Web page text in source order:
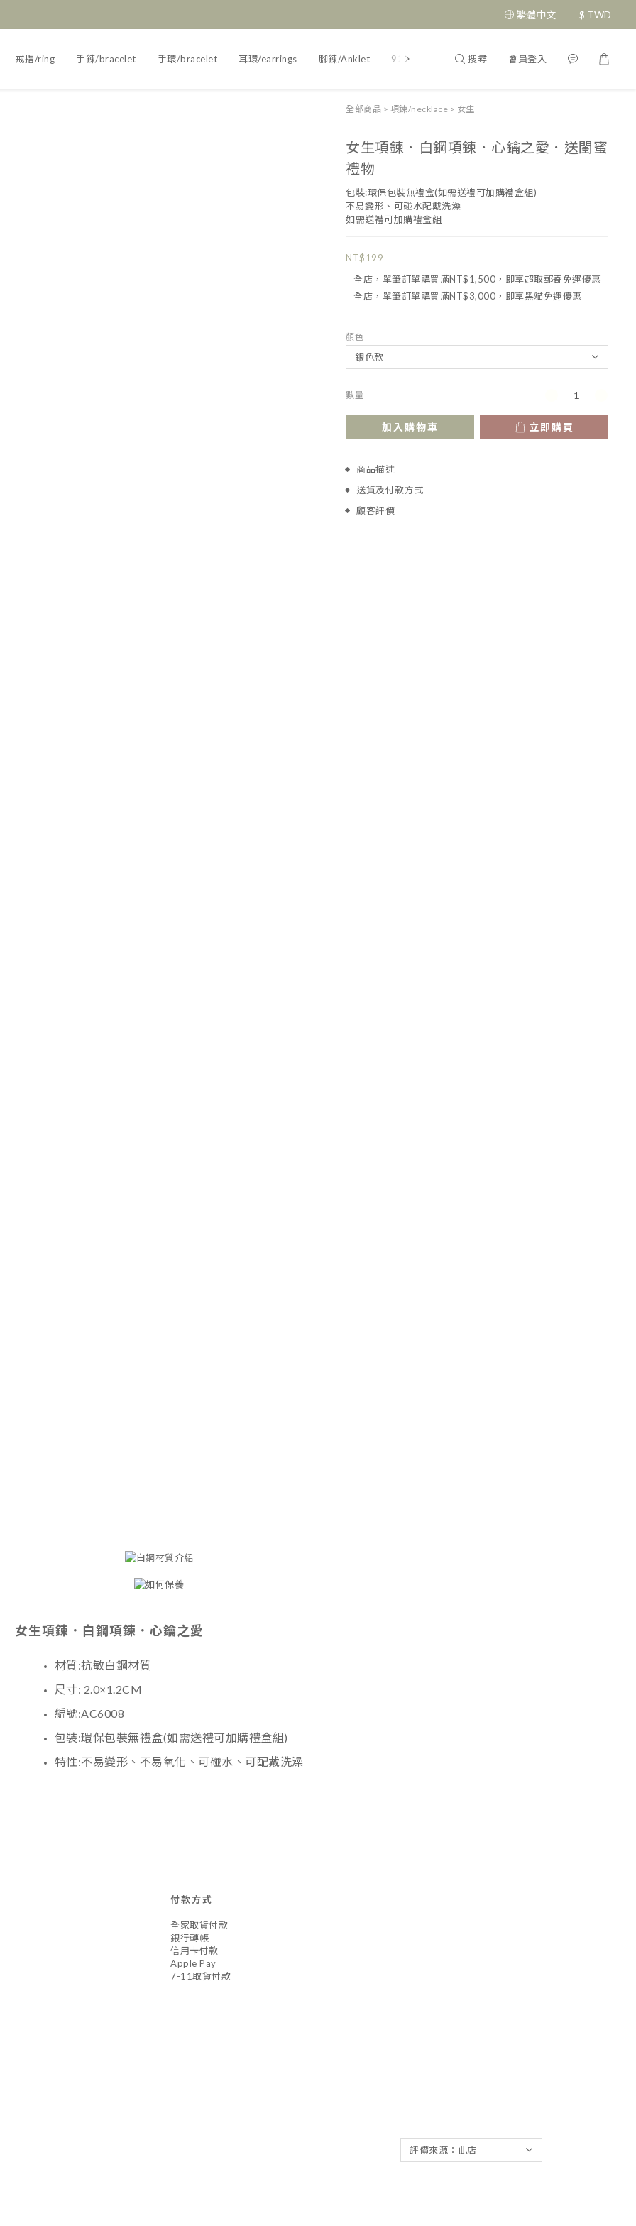
繁體中文 $ TWD
戒指/ring 手鍊/bracelet 手環/bracelet 耳環/earrings 腳鍊/Anklet 925純銀/silver 刻字說明 飾品二三事 飾品
搜尋 會員登入
全部商品 > 項鍊/necklace > 女生
女生項鍊．白鋼項鍊．心鑰之愛．送閨蜜
禮物
包裝:環保包裝無禮盒(如需送禮可加購禮盒組)
不易變形、可碰水配戴洗澡
如需送禮可加購禮盒組
NT$199
全店，單筆訂單購買滿NT$1,500，即享超取郵寄免運優惠
全店，單筆訂單購買滿NT$3,000，即享黑貓免運優惠
顏色
數量
加入購物車 立即購買
商品描述
送貨及付款方式
顧客評價
女生項鍊．白鋼項鍊．心鑰之愛
材質:抗敏白鋼材質
尺寸: 2.0×1.2CM
編號:AC6008
包裝:環保包裝無禮盒(如需送禮可加購禮盒組)
特性:不易變形、不易氧化、可碰水、可配戴洗澡
付款方式
全家取貨付款
銀行轉帳
信用卡付款
Apple Pay
7-11取貨付款